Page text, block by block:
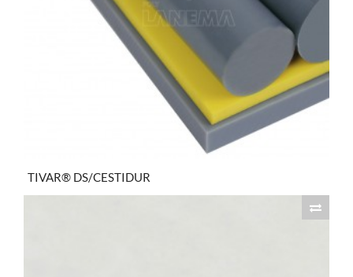
TIVAR® DS/CESTIDUR